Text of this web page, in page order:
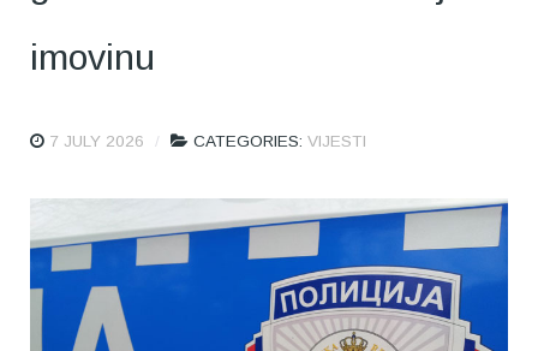
imovinu
7 JULY 2026 CATEGORIES: VIJESTI